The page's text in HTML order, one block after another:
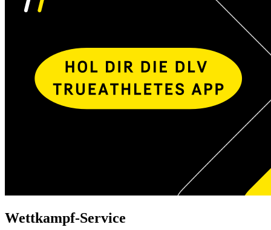
Wettkampf-Service